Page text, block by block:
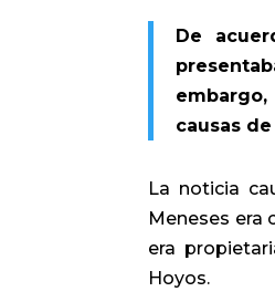
De
causas
La noticia
Meneses era
era
Hoyos.